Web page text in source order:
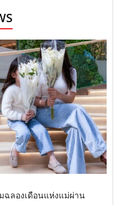
ฉลองเดือนแห่งแม่ผ่าน